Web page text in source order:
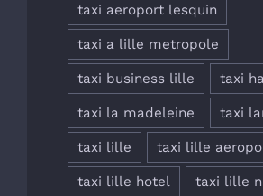
taxi aeroport lesquin
taxi a lille metropole
taxi business lille taxi
taxi la madeleine taxi
taxi lille taxi lille
taxi lille hotel taxi lille